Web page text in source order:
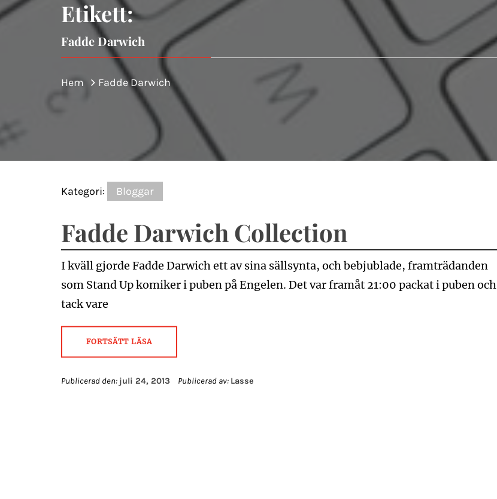
Etikett:
Fadde Darwich
Hem Fadde Darwich
Kategori: Bloggar
Fadde Darwich Collection
I kväll gjorde Fadde Darwich ett av sina sällsynta, och bebjublade, framträdanden
som Stand Up komiker i puben på Engelen. Det var framåt 21:00 packat i puben och
tack vare
FORTSÄTT LÄSA
Publicerad den: juli 24, 2013 Publicerad av: Lasse